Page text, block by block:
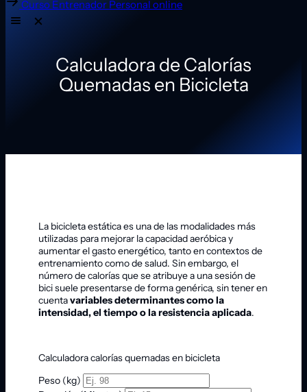
Curso Entrenador Personal online
Calculadora de Calorías
Quemadas en Bicicleta
La bicicleta estática es una de las modalidades más
utilizadas para mejorar la capacidad aeróbica y
aumentar el gasto energético, tanto en contextos de
entrenamiento como de salud. Sin embargo, el
número de calorías que se atribuye a una sesión de
bici suele presentarse de forma genérica, sin tener en
cuentavariables determinantes como la
intensidad, el tiempo o la resistencia aplicada.
Calculadora calorías quemadas en bicicleta
Peso (kg)